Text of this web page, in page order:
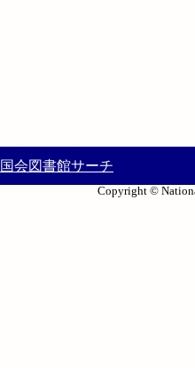
会図書館サーチ
Copyright ©